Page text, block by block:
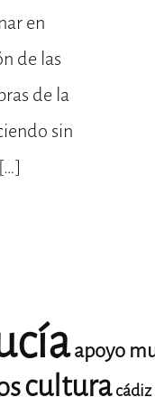
en
de las
de la
sin
apoyo
cultura cádiz